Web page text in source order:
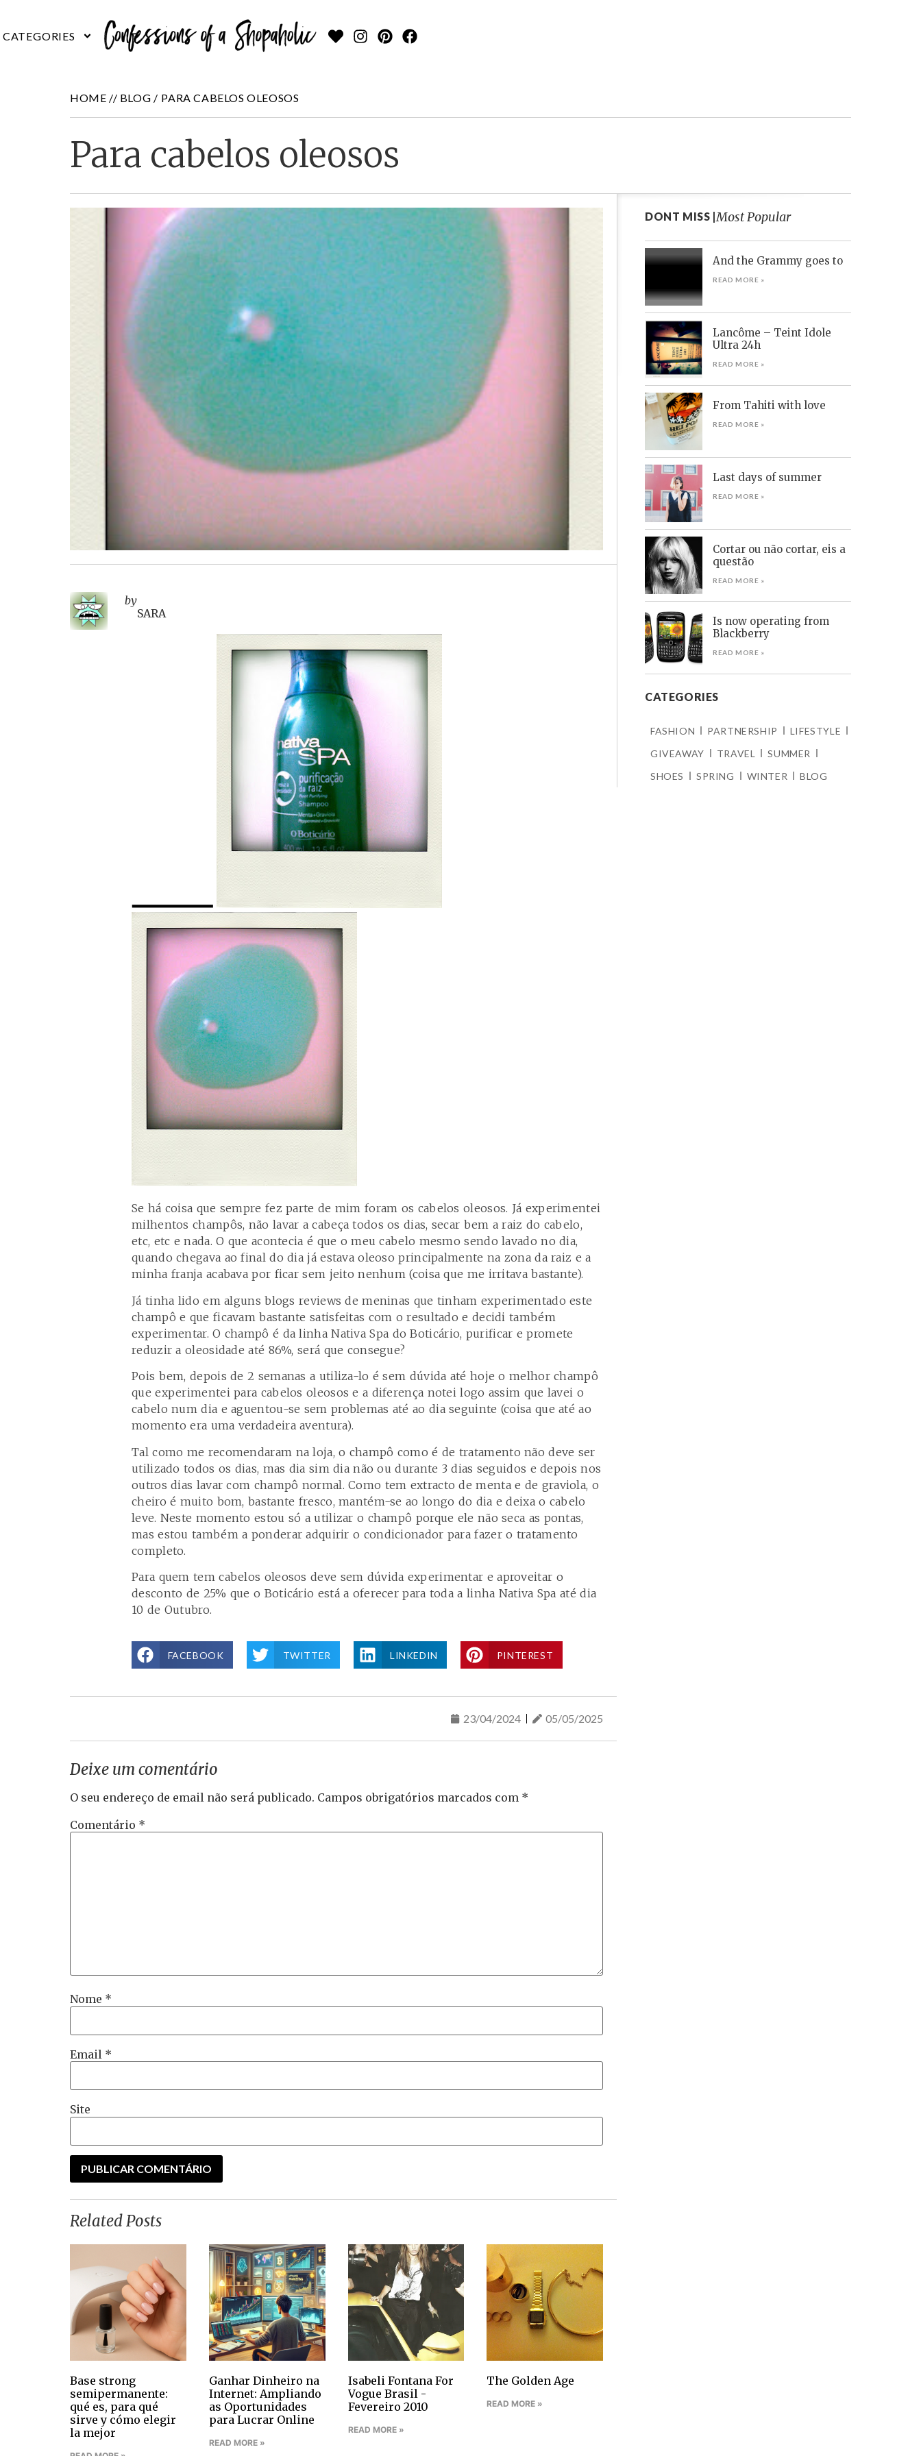
HOME // BLOG / PARA CABELOS OLEOSOS
Para cabelos oleosos
by
SARA
Se há coisa que sempre fez parte de mim foram os cabelos oleosos. Já experimentei
milhentos champôs, não lavar a cabeça todos os dias, secar bem a raiz do cabelo,
etc, etc e nada. O que acontecia é que o meu cabelo mesmo sendo lavado no dia,
quando chegava ao final do dia já estava oleoso principalmente na zona da raiz e a
minha franja acabava por ficar sem jeito nenhum (coisa que me irritava bastante).
Já tinha lido em alguns blogs reviews de meninas que tinham experimentado este
champô e que ficavam bastante satisfeitas com o resultado e decidi também
experimentar. O champô é da linhaNativa Spa do Boticário, purificar e promete
reduzir a oleosidade até 86%, será que consegue?
Pois bem, depois de 2 semanas a utiliza-lo é sem dúvida até hoje o melhor champô
que experimentei para cabelos oleosos e a diferença notei logo assim que lavei o
cabelo num dia e aguentou-se sem problemas até ao dia seguinte (coisa que até ao
momento era uma verdadeira aventura).
Tal como me recomendaram na loja, o champô como é de tratamento não deve ser
utilizado todos os dias, mas dia sim dia não ou durante 3 dias seguidos e depois nos
outros dias lavar com champô normal. Como tem extracto de menta e de graviola, o
cheiro é muito bom, bastante fresco, mantém-se ao longo do dia e deixa o cabelo
leve. Neste momento estou só a utilizar o champô porque ele não seca as pontas,
mas estou também a ponderar adquirir o condicionador para fazer o tratamento
completo.
Para quem tem cabelos oleosos deve sem dúvida experimentar e aproveitar o
desconto de 25% que o Boticário está a oferecer para toda a linha Nativa Spa até dia
10 de Outubro.
FACEBOOK TWITTER LINKEDIN PINTEREST
23/04/2024 05/05/2025
Deixe um comentário
O seu endereço de email não será publicado. Campos obrigatórios marcados com *
Comentário *
Nome *
Email *
Site
Related Posts
Base strong
semipermanente:
qué es, para qué
sirve y cómo elegir
la mejor
Ganhar Dinheiro na
Internet: Ampliando
as Oportunidades
para Lucrar Online
READ MORE »
Isabeli Fontana For
Vogue Brasil -
Fevereiro 2010
READ MORE »
The Golden Age
READ MORE »
DONT MISS |Most Popular
And the Grammy goes to
READ MORE »
Lancôme – Teint Idole
Ultra 24h
READ MORE »
From Tahiti with love
READ MORE »
Last days of summer
READ MORE »
Cortar ou não cortar, eis a
questão
READ MORE »
Is now operating from
Blackberry
READ MORE »
CATEGORIES
FASHION PARTNERSHIP
LIFESTYLE
GIVEAWAY
TRAVEL
SUMMER
SHOES
SPRING WINTER BLOG